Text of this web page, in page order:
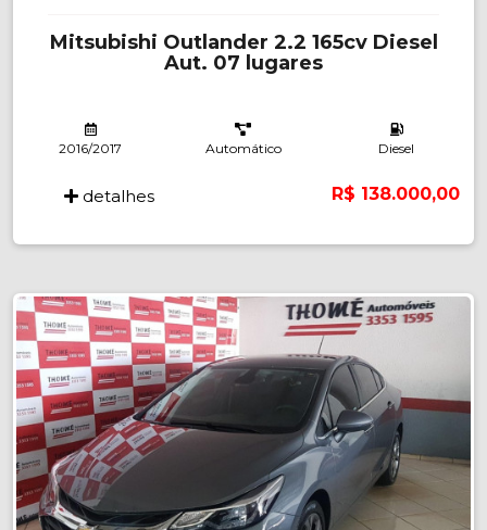
Mitsubishi Outlander 2.2 165cv Diesel
Aut. 07 lugares
2016/2017 Automático Diesel
detalhes R$ 138.000,00